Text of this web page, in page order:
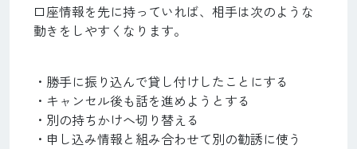
口座情報を先に持っていれば、相手は次のような
動きをしやすくなります。
・勝手に振り込んで貸し付けしたことにする
・キャンセル後も話を進めようとする
・別の持ちかけへ切り替える
・申し込み情報と組み合わせて別の勧誘に使う